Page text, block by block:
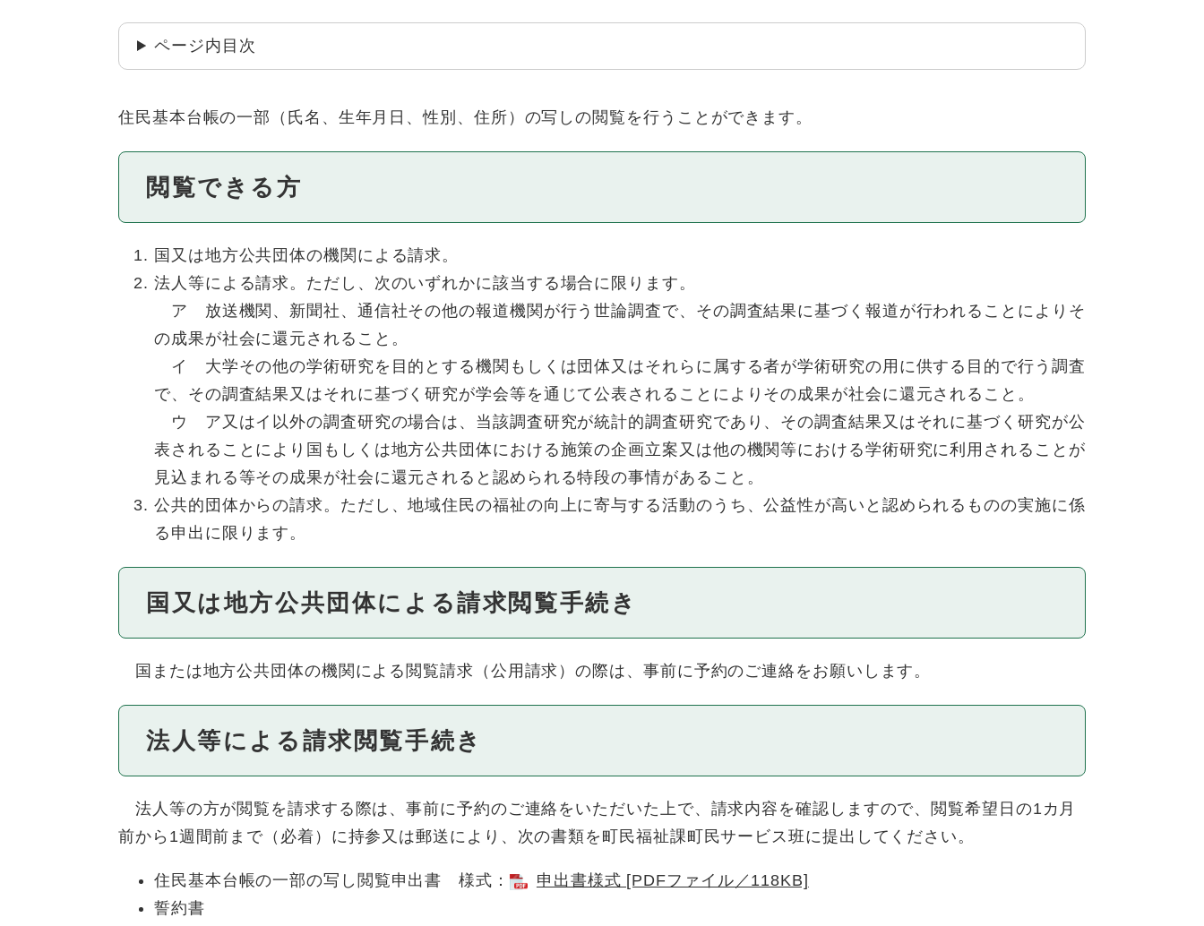
ページ内目次
住民基本台帳の一部（氏名、生年月日、性別、住所）の写しの閲覧を行うことができます。
閲覧できる方
国又は地方公共団体の機関による請求。
法人等による請求。ただし、次のいずれかに該当する場合に限ります。
ア 放送機関、新聞社、通信社その他の報道機関が行う世論調査で、その調査結果に基づく報道が行われることによりそ
の成果が社会に還元されること。
イ 大学その他の学術研究を目的とする機関もしくは団体又はそれらに属する者が学術研究の用に供する目的で行う調査
で、その調査結果又はそれに基づく研究が学会等を通じて公表されることによりその成果が社会に還元されること。
ウ ア又はイ以外の調査研究の場合は、当該調査研究が統計的調査研究であり、その調査結果又はそれに基づく研究が公
表されることにより国もしくは地方公共団体における施策の企画立案又は他の機関等における学術研究に利用されることが
見込まれる等その成果が社会に還元されると認められる特段の事情があること。
公共的団体からの請求。ただし、地域住民の福祉の向上に寄与する活動のうち、公益性が高いと認められるものの実施に係
る申出に限ります。
国又は地方公共団体による請求閲覧手続き
国または地方公共団体の機関による閲覧請求（公用請求）の際は、事前に予約のご連絡をお願いします。
法人等による請求閲覧手続き
法人等の方が閲覧を請求する際は、事前に予約のご連絡をいただいた上で、請求内容を確認しますので、閲覧希望日の1カ月
前から1週間前まで（必着）に持参又は郵送により、次の書類を町民福祉課町民サービス班に提出してください。
住民基本台帳の一部の写し閲覧申出書 様式：
申出書様式 [PDFファイル／118KB]
誓約書